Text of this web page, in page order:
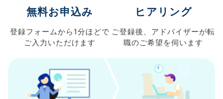
無料お申込み
登録フォームから 1分ほどで
ご入力 いただけます
ヒアリング
ご登録後、 アドバイザーが転
職のご希望を伺います